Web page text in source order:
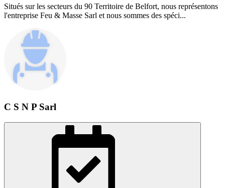
Situés sur les secteurs du 90 Territoire de Belfort, nous représentons
l'entreprise Feu & Masse Sarl et nous sommes des spéci...
C S N P Sarl